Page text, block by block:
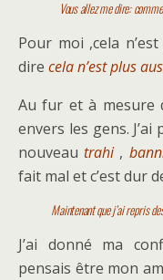
Vous allez me dire:
Pour moi ,cela
dire cela n’est plus
Au fur et à mesure
envers les gens.
nouveautrahi,
fait mal et c’est dur
Maintenant que j’ai repris
J’ai donné ma
pensais être mon